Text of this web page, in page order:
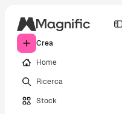
Crea
Home
Ricerca
Stock